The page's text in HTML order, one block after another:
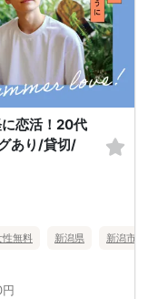
恋活！20代
あり/貸切/
性無料 新潟県 新潟市